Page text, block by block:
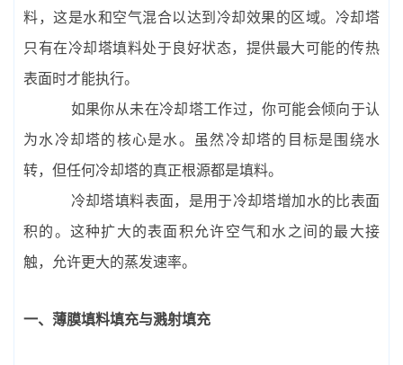
料，这是水和空气混合以达到冷却效果的区域。冷却塔
只有在冷却塔填料处于良好状态，提供最大可能的传热
表面时才能执行。
如果你从未在冷却塔工作过，你可能会倾向于认
为水冷却塔的核心是水。虽然冷却塔的目标是围绕水
转，但任何冷却塔的真正根源都是填料。
冷却塔填料表面，是用于冷却塔增加水的比表面
积的。这种扩大的表面积允许空气和水之间的最大接
触，允许更大的蒸发速率。
一、薄膜填料填充与溅射填充